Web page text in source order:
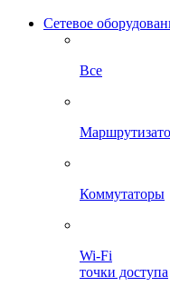
Сетевое
Все
Коммутаторы
Wi-Fi
точки доступа